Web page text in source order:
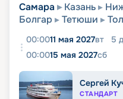
Самара Казань
Болгар
Тетюши
00:0011 мая 2027вт 5
00:0015 мая 2027сб
Сергей
СТАНДАРТ